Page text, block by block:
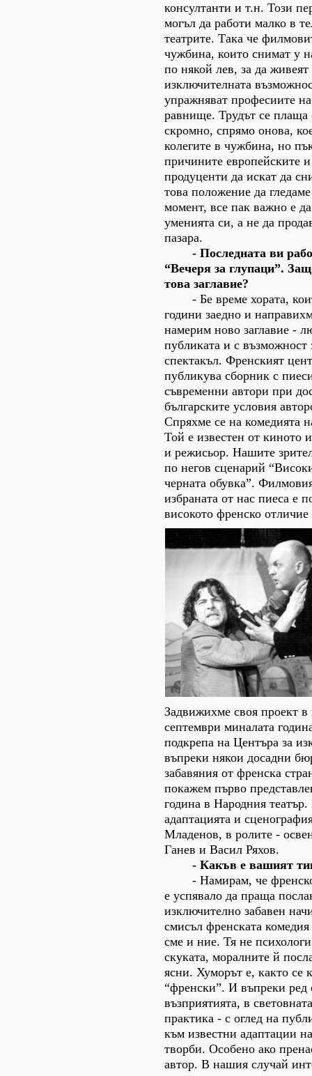
консултанти и т.н. Този
могъл да работи малко в
театрите. Така че
чужбина, които снимат у
по някой лев, за да живеят
изключителната
упражняват професиите
равнище. Трудът се плаща
скромно, спрямо онова,
колегите в чужбина, но
причините европейските
продуценти да искат да
това положение да
момент, все пак важно е
уменията си, а не да
пазара.
- Последната ви
“Вечеря за глупаци”.
това заглавие?
- Бе време хората,
години заедно и
намерим ново заглавие -
публиката и с възможност
спектакъл. Френският
публикува сборник с
съвременни автори при
българските условия
Спряхме се на комедията
Той е известен от киното
и режисьор. Нашите
по негов сценарий
черната обувка”.
избраната от нас пиеса е
високото френско
Задвижихме своя проект в
септември миналата
подкрепа на Центъра за
въпреки някои досадни
забавяния от френска
покажем първо
година в Народния
адаптацията и
Младенов, в ролите -
Ганев и Васил Ряхов.
- Какъв е вашият
- Намирам, че
е успявало да праща
изключително забавен
смисъл френската
сме и ние. Тя не
скуката, моралните й
ясни. Хуморът е, както се
“френски”. И въпреки
възприятията, в
практика - с оглед на
към известни адаптации
творби. Особено ако
автор. В нашия случай